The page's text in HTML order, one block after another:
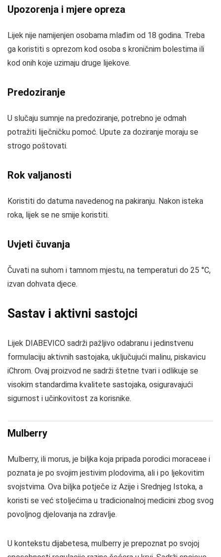
Upozorenja i mjere opreza
Lijek nije namijenjen osobama mlađim od 18 godina. Treba
ga koristiti s oprezom kod osoba s kroničnim bolestima ili
kod onih koje uzimaju druge lijekove.
Predoziranje
U slučaju sumnje na predoziranje, potrebno je odmah
potražiti liječničku pomoć. Upute za doziranje moraju se
strogo poštovati.
Rok valjanosti
Koristiti do datuma navedenog na pakiranju. Nakon isteka
roka, lijek se ne smije koristiti.
Uvjeti čuvanja
Čuvati na suhom i tamnom mjestu, na temperaturi do 25 °C,
izvan dohvata djece.
Sastav i aktivni sastojci
Lijek DIABEVICO sadrži pažljivo odabranu i jedinstvenu
formulaciju aktivnih sastojaka, uključujući malinu, piskavicu
iChrom. Ovaj proizvod ne sadrži štetne tvari i odlikuje se
visokim standardima kvalitete sastojaka, osiguravajući
sigurnost i učinkovitost za korisnike.
Mulberry
Mulberry, ili morus, je biljka koja pripada porodici moraceae i
poznata je po svojim jestivim plodovima, ali i po ljekovitim
svojstvima. Ova biljka potječe iz Azije i Srednjeg Istoka, a
koristi se već stoljećima u tradicionalnoj medicini zbog svog
povoljnog djelovanja na zdravlje.
U kontekstu dijabetesa, mulberry je prepoznat po svojoj